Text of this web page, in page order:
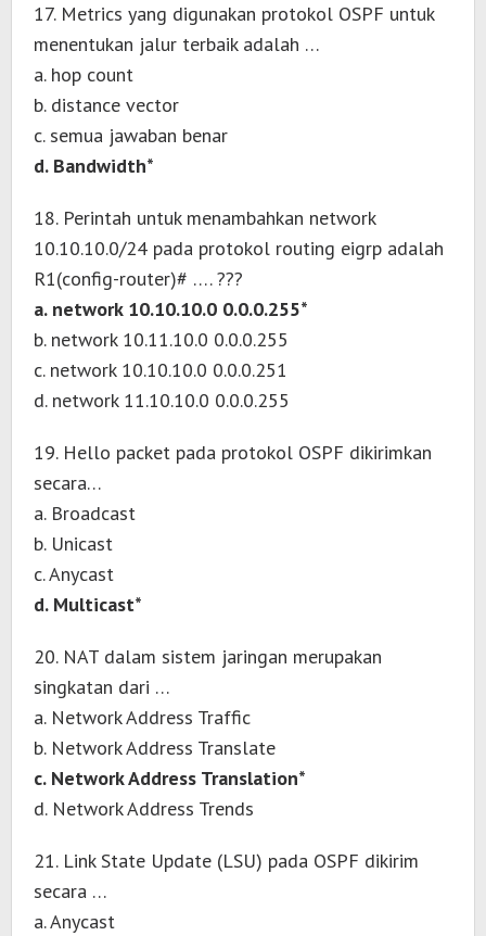
17. Metrics yang digunakan protokol OSPF untuk
menentukan jalur terbaik adalah …
a. hop count
b. distance vector
c. semua jawaban benar
d. Bandwidth*
18. Perintah untuk menambahkan network
10.10.10.0/24 pada protokol routing eigrp adalah
R1(config-router)# …. ???
a. network 10.10.10.0 0.0.0.255*
b. network 10.11.10.0 0.0.0.255
c. network 10.10.10.0 0.0.0.251
d. network 11.10.10.0 0.0.0.255
19. Hello packet pada protokol OSPF dikirimkan
secara…
a. Broadcast
b. Unicast
c. Anycast
d. Multicast*
20. NAT dalam sistem jaringan merupakan
singkatan dari …
a. Network Address Traffic
b. Network Address Translate
c. Network Address Translation*
d. Network Address Trends
21. Link State Update (LSU) pada OSPF dikirim
secara …
a. Anycast